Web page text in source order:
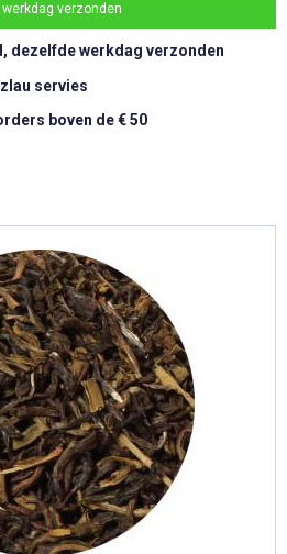
verzonden
dezelfde werkdag verzonden
servies
boven de € 50